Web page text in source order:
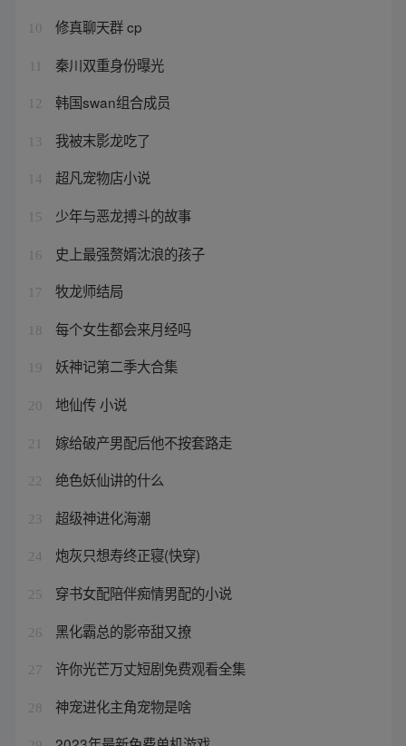
10 修真聊天群 cp
秦川双重身份曝光
12 韩国swan组合成员
13 我被末影龙吃了
14 超凡宠物店小说
15 少年与恶龙搏斗的故事
16 史上最强赘婿沈浪的孩子
17 牧龙师结局
18 每个女生都会来月经吗
19 妖神记第二季大合集
20 地仙传 小说
21 嫁给破产男配后他不按套路走
22 绝色妖仙讲的什么
23 超级神进化海潮
24 炮灰只想寿终正寝(快穿)
25 穿书女配陪伴痴情男配的小说
26 黑化霸总的影帝甜又撩
27 许你光芒万丈短剧免费观看全集
28 神宠进化主角宠物是啥